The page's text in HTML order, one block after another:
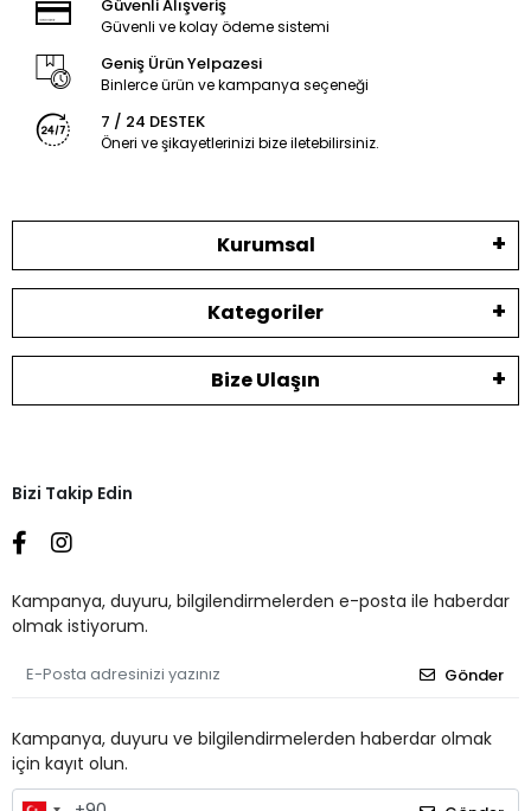
Güvenli Alışveriş
Güvenli ve kolay ödeme sistemi
Geniş Ürün Yelpazesi
Binlerce ürün ve kampanya seçeneği
7 / 24 DESTEK
Öneri ve şikayetlerinizi bize iletebilirsiniz.
Kurumsal
Kategoriler
Bize Ulaşın
Bizi Takip Edin
Kampanya, duyuru, bilgilendirmelerden e-posta ile haberdar
olmak istiyorum.
Gönder
Kampanya, duyuru ve bilgilendirmelerden haberdar olmak
için kayıt olun.